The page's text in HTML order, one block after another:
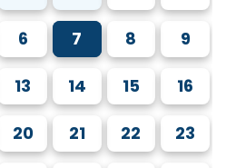
6 7 8 9
13 14 15 16
20 21 22 23